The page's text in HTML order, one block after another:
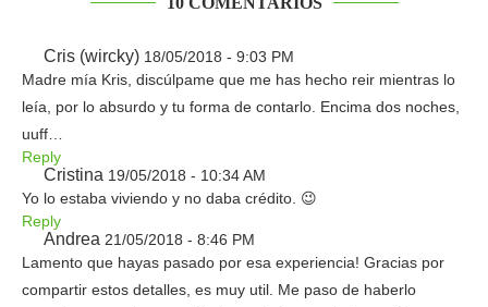
Cris (wircky) 18/05/2018 - 9:03 PM
Madre mía Kris, discúlpame que me has hecho reir mientras lo
leía, por lo absurdo y tu forma de contarlo. Encima dos noches,
uuff…
Reply
Cristina 19/05/2018 - 10:34 AM
Yo lo estaba viviendo y no daba crédito. 😉
Reply
Andrea 21/05/2018 - 8:46 PM
Lamento que hayas pasado por esa experiencia! Gracias por
compartir estos detalles, es muy util. Me paso de haberlo